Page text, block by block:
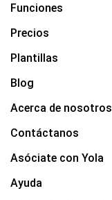
Funciones
Precios
Plantillas
Blog
Acerca de nosotros
Contáctanos
Asóciate con Yola
Ayuda